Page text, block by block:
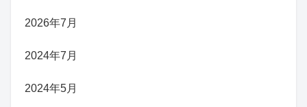
2026年7月
2024年7月
2024年5月